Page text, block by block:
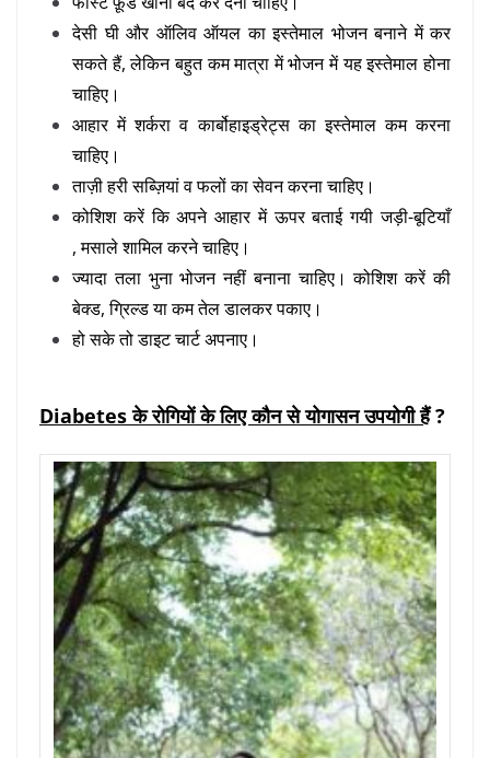
देसी घी और ऑलिव ऑयल का इस्तेमाल भोजन बनाने में कर
सकते हैं, लेकिन बहुत कम मात्रा में भोजन में यह इस्तेमाल होना
चाहिए।
आहार में शर्करा व कार्बोहाइड्रेट्स का इस्तेमाल कम करना
चाहिए।
ताज़ी हरी सब्ज़ियां व फलों का सेवन करना चाहिए।
कोशिश करें कि अपने आहार में ऊपर बताई गयी जड़ी-बूटियाँ
, मसाले शामिल करने चाहिए।
ज्यादा तला भुना भोजन नहीं बनाना चाहिए। कोशिश करें की
बेक्ड, ग्रिल्ड या कम तेल डालकर पकाए।
हो सके तो डाइट चार्ट अपनाए।
Diabetes के रोगियों के लिए कौन से योगासन उपयोगी हैं?